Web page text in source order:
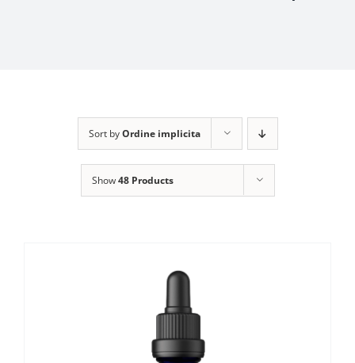
Sort byOrdine implicita
Show48 Products